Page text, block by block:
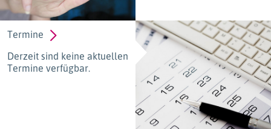
Termine
Derzeit sind keine aktuellen
Termine verfügbar.